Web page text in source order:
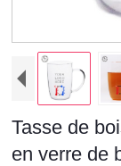
Tasse de
en verre de